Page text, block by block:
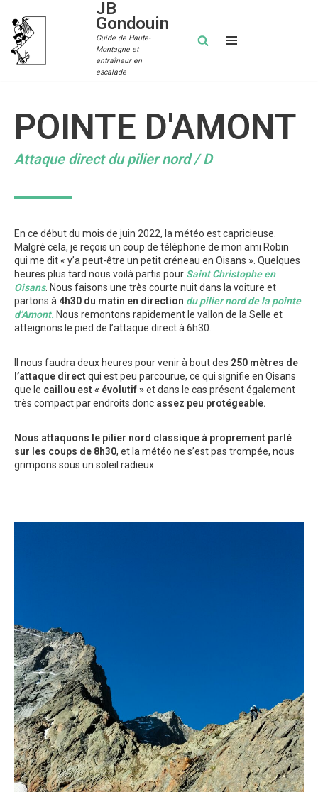
Aller
au
JB
Gondouin
Guide de Haute-
Montagne et
entraîneur en
escalade
POINTE D'AMONT
Attaque direct du pilier nord / D
En ce début du mois de juin 2022, la météo est capricieuse.
Malgré cela, je reçois un coup de téléphone de mon ami Robin
qui me dit « y’a peut-être un petit créneau en Oisans ». Quelques
heures plus tard nous voilà partis pour Saint Christophe en
Oisans. Nous faisons une très courte nuit dans la voiture et
partons à 4h30 du matin en direction du pilier nord de la pointe
d’Amont. Nous remontons rapidement le vallon de la Selle et
atteignons le pied de l’attaque direct à 6h30.
Il nous faudra deux heures pour venir à bout des 250 mètres de
l’attaque direct qui est peu parcourue, ce qui signifie en Oisans
que le caillou est « évolutif »et dans le cas présent également
très compact par endroits donc assez peu protégeable.
Nous attaquons le pilier nord classique à proprement parlé
sur les coups de 8h30, et la météo ne s’est pas trompée, nous
grimpons sous un soleil radieux.